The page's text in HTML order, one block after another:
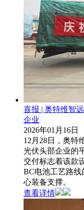
喜报 | 奥特维智
企业
2026年01月16日
12月28日，奥特
光伏头部企业的
交付标志着该款
BC电池工艺路
心装备支撑。
查看详情